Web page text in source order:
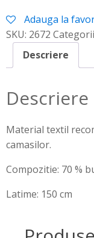
Adauga la
SKU: 2672
Descriere
Descriere
Material textil
camasilor.
Compozitie: 70 %
Latime: 150 cm